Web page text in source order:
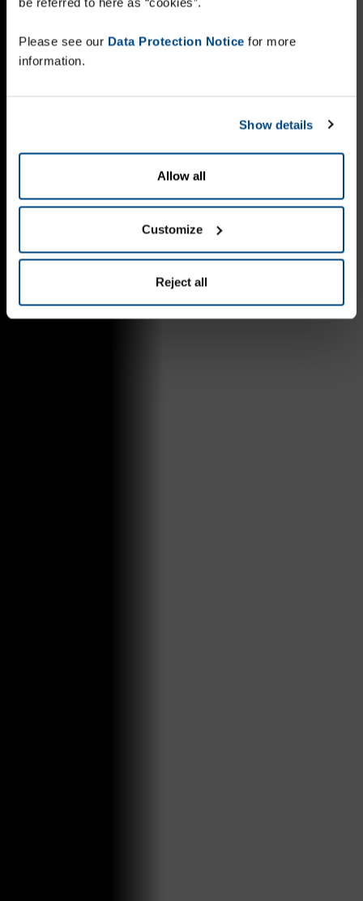
Please see our Data Protection Notice for more
information.
Show details
Allow all
Customize
Reject all